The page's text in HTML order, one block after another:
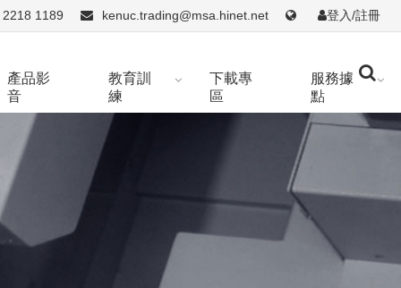
1189 kenuc.trading@msa.hinet.net 登入/註冊
產品影
音
教育訓
練
下載專
區
服務據
點